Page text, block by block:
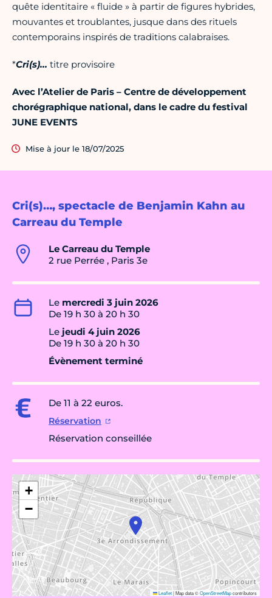
Cri(s)…, spectacle de Benjamin Kahn au
Carreau du Temple
Le Carreau du Temple
2 rue Perrée , Paris 3e
Le mercredi 3 juin 2026
De 19 h 30 à 20 h 30
Le jeudi 4 juin 2026
De 19 h 30 à 20 h 30
Évènement terminé
De 11 à 22 euros.
Réservation
Réservation conseillée
+
−
Leaflet|Map data ©OpenStreetMapcontributors
quête identitaire « fluide » à partir de figures hybrides,
mouvantes et troublantes, jusque dans des rituels
contemporains inspirés de traditions calabraises.
*Cri(s)… titre provisoire
Avec l’Atelier de Paris – Centre de développement
chorégraphique national, dans le cadre du festival
JUNE EVENTS
Mise à jour le 18/07/2025